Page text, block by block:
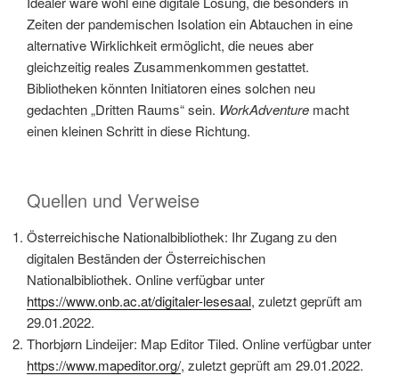
Zeiten der pandemischen Isolation ein Abtauchen in eine
alternative Wirklichkeit ermöglicht, die neues aber
gleichzeitig reales Zusammenkommen gestattet.
Bibliotheken könnten Initiatoren eines solchen neu
gedachten „Dritten Raums“ sein. WorkAdventure macht
einen kleinen Schritt in diese Richtung.
Quellen und Verweise
Österreichische Nationalbibliothek: Ihr Zugang zu den
digitalen Beständen der Österreichischen
Nationalbibliothek. Online verfügbar unter
https://www.onb.ac.at/digitaler-lesesaal, zuletzt geprüft am
29.01.2022.
Thorbjørn Lindeijer: Map Editor Tiled. Online verfügbar unter
https://www.mapeditor.org/, zuletzt geprüft am 29.01.2022.